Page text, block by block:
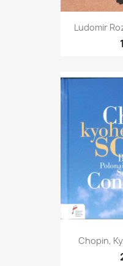
Ludomir
Chopin,